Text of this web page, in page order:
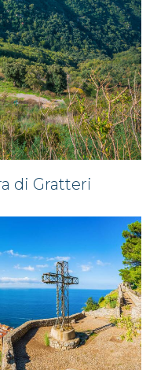
di Gratteri